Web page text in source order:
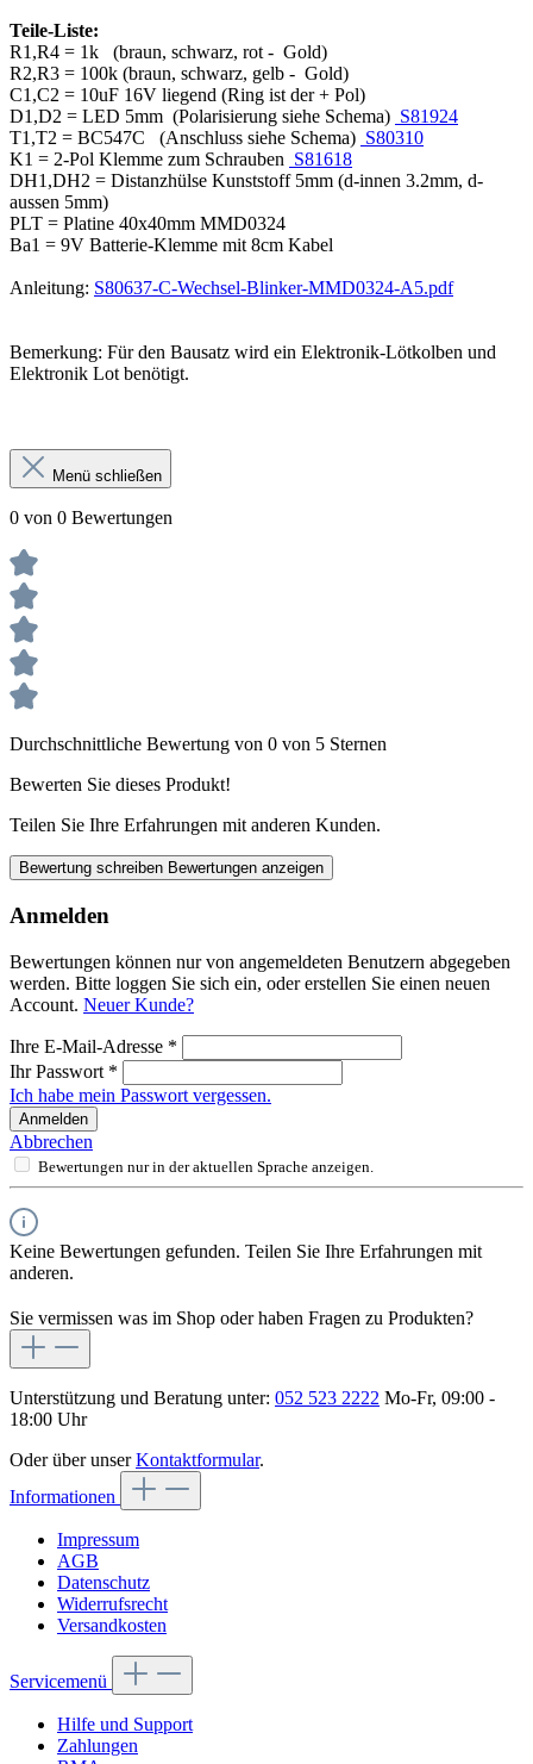
Teile-Liste:
R1,R4 = 1k (braun, schwarz, rot - Gold)
R2,R3 = 100k (braun, schwarz, gelb - Gold)
C1,C2 = 10uF 16V liegend (Ring ist der + Pol)
D1,D2 = LED 5mm (Polarisierung siehe Schema) S81924
T1,T2 = BC547C (Anschluss siehe Schema) S80310
K1 = 2-Pol Klemme zum Schrauben S81618
DH1,DH2 = Distanzhülse Kunststoff 5mm (d-innen 3.2mm, d-
aussen 5mm)
PLT = Platine 40x40mm MMD0324
Ba1 = 9V Batterie-Klemme mit 8cm Kabel
Anleitung: S80637-C-Wechsel-Blinker-MMD0324-A5.pdf
Bemerkung: Für den Bausatz wird ein Elektronik-Lötkolben und
Elektronik Lot benötigt.
Menü schließen
0 von 0 Bewertungen
Durchschnittliche Bewertung von 0 von 5 Sternen
Bewerten Sie dieses Produkt!
Teilen Sie Ihre Erfahrungen mit anderen Kunden.
Bewertung schreiben Bewertungen anzeigen
Anmelden
Bewertungen können nur von angemeldeten Benutzern abgegeben
werden. Bitte loggen Sie sich ein, oder erstellen Sie einen neuen
Account. Neuer Kunde?
Ihre E-Mail-Adresse *
Ihr Passwort *
Ich habe mein Passwort vergessen.
Anmelden
Abbrechen
Bewertungen nur in der aktuellen Sprache anzeigen.
Keine Bewertungen gefunden. Teilen Sie Ihre Erfahrungen mit
anderen.
Sie vermissen was im Shop oder haben Fragen zu Produkten?
Unterstützung und Beratung unter: 052 523 2222 Mo-Fr, 09:00 -
18:00 Uhr
Oder über unserKontaktformular.
Informationen
Impressum
AGB
Datenschutz
Widerrufsrecht
Versandkosten
Servicemenü
Hilfe und Support
Zahlungen